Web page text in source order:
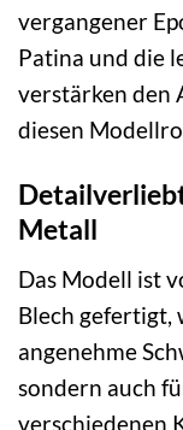
vergangener
Patina und die
verstärken den
diesen
Metall
Das Modell ist
Blech gefertigt,
angenehme
sondern auch
verschiedenen